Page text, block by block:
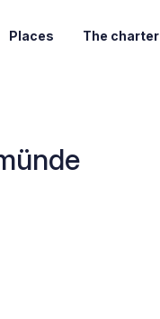
Places The charter